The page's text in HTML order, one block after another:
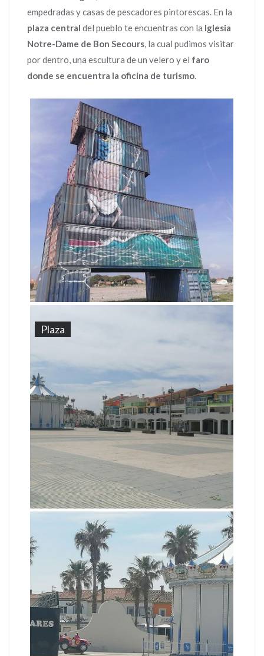
empedradas y casas de pescadores pintorescas. En la
plaza central del pueblo te encuentras con la Iglesia
Notre-Dame de Bon Secours, la cual pudimos visitar
por dentro, una escultura de un velero y el faro
donde se encuentra la oficina de turismo.
Plaza